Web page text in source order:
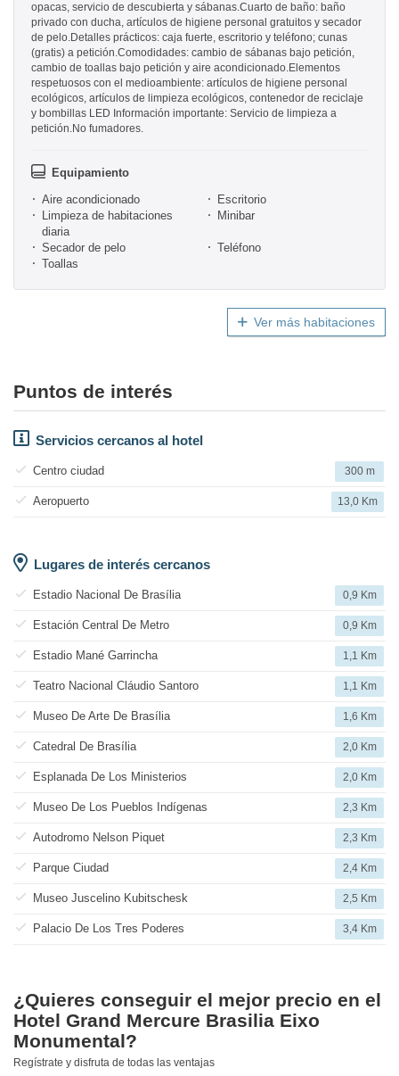
opacas, servicio de descubierta y sábanas.Cuarto de baño: baño
privado con ducha, artículos de higiene personal gratuitos y secador
de pelo.Detalles prácticos: caja fuerte, escritorio y teléfono; cunas
(gratis) a petición.Comodidades: cambio de sábanas bajo petición,
cambio de toallas bajo petición y aire acondicionado.Elementos
respetuosos con el medioambiente: artículos de higiene personal
ecológicos, artículos de limpieza ecológicos, contenedor de reciclaje
y bombillas LED Información importante: Servicio de limpieza a
petición.No fumadores.
Equipamiento
Aire acondicionado
Escritorio
Limpieza de habitaciones
diaria
Minibar
Secador de pelo
Teléfono
Toallas
Ver más habitaciones
Puntos de interés
Servicios cercanos al hotel
Centro ciudad 300 m
Aeropuerto 13,0 Km
Lugares de interés cercanos
Estadio Nacional De Brasília 0,9 Km
Estación Central De Metro 0,9 Km
Estadio Mané Garrincha 1,1 Km
Teatro Nacional Cláudio Santoro 1,1 Km
Museo De Arte De Brasília 1,6 Km
Catedral De Brasília 2,0 Km
Esplanada De Los Ministerios 2,0 Km
Museo De Los Pueblos Indígenas 2,3 Km
Autodromo Nelson Piquet 2,3 Km
Parque Ciudad 2,4 Km
Museo Juscelino Kubitschesk 2,5 Km
Palacio De Los Tres Poderes 3,4 Km
¿Quieres conseguir el mejor precio en el
Hotel Grand Mercure Brasilia Eixo
Monumental?
Regístrate y disfruta de todas las ventajas